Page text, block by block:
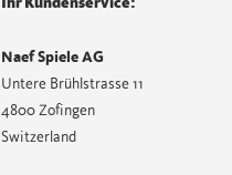
Ihr Kundenservice:
Naef Spiele AG
Untere Brühlstrasse 11
4800 Zofingen
Switzerland